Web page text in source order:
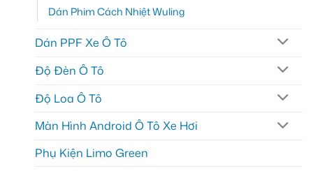
Dán Phim Cách Nhiệt Wuling
Dán PPF Xe Ô Tô
Độ Đèn Ô Tô
Độ Loa Ô Tô
Màn Hình Android Ô Tô Xe Hơi
Phụ Kiện Limo Green